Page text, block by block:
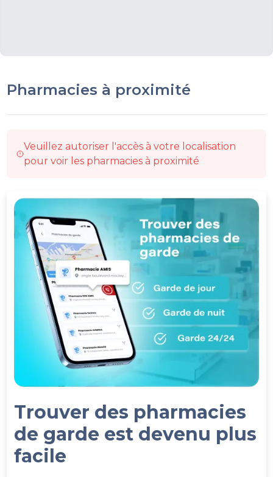
Pharmacies à proximité
Veuillez autoriser l'accès à votre localisation
pour voir les pharmacies à proximité
Trouver des pharmacies
de garde est devenu plus
facile